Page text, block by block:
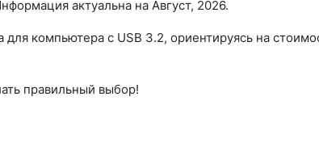
актуальна на Август, 2026.
компьютера с USB 3.2, ориентируясь на
правильный выбор!